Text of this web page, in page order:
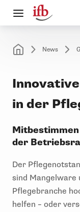
News
in der
der
Der
sind Mangelware
Pflegebranche
helfen – oder